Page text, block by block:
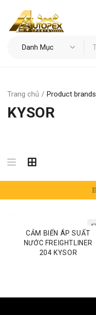
KYSOR
Trang chủ / Product brands
CẢM BIẾN ÁP SUẤT
NƯỚC FREIGHTLINER
204 KYSOR